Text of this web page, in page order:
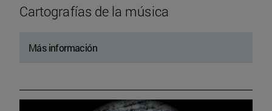
Cartografías de la música
Más información